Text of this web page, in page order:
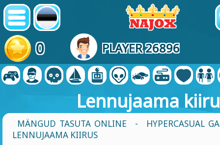
0 PLAYER 26896
Lennujaama
MÄNGUD TASUTA ONLINE -
HYPERCASUAL
LENNUJAAMA KIIRUS